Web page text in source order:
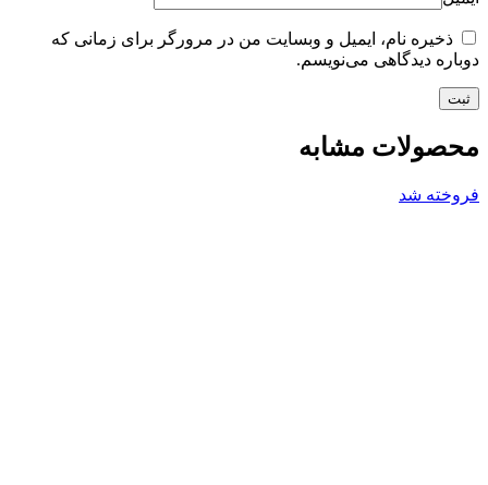
ذخیره نام، ایمیل و وبسایت من در مرورگر برای زمانی که
دوباره دیدگاهی می‌نویسم.
محصولات مشابه
فروخته شد